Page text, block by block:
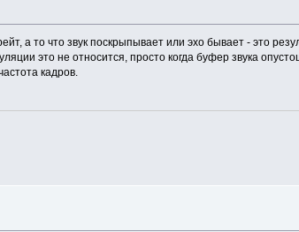
а то что звук поскрыпывает или эхо бывает - это
это не относится, просто когда буфер звука
кадров.